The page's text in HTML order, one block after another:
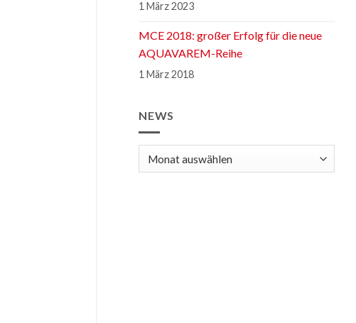
1 März 2023
MCE 2018: großer Erfolg für die neue
AQUAVAREM-Reihe
1 März 2018
NEWS